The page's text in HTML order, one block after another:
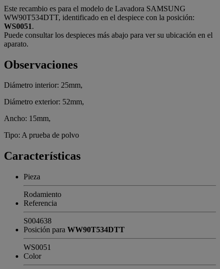
Este recambio es para el modelo de Lavadora SAMSUNG
WW90T534DTT, identificado en el despiece con la posición:
WS0051.
Puede consultar los despieces más abajo para ver su ubicación en el
aparato.
Observaciones
Diámetro interior: 25mm,
Diámetro exterior: 52mm,
Ancho: 15mm,
Tipo: A prueba de polvo
Características
Pieza
Rodamiento
Referencia
S004638
Posición para WW90T534DTT
WS0051
Color